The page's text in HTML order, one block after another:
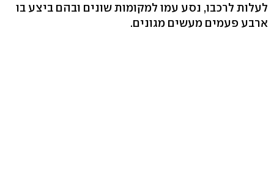
לעלות לרכבו, נסע עמו למקומות שונים ובהם ביצע בו
ארבע פעמים מעשים מגונים.